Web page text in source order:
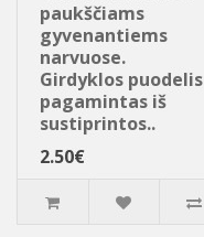
paukščiams
gyvenantiems
narvuose.
Girdyklos puodelis
pagamintas iš
sustiprintos..
2.50€